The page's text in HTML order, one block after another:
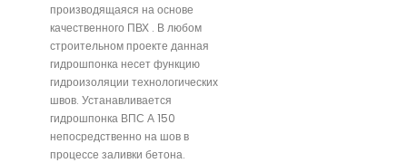
производящаяся на основе
качественного ПВХ . В любом
строительном проекте данная
гидрошпонка несет функцию
гидроизоляции технологических
швов. Устанавливается
гидрошпонка ВПС А 150
непосредственно на шов в
процессе заливки бетона.